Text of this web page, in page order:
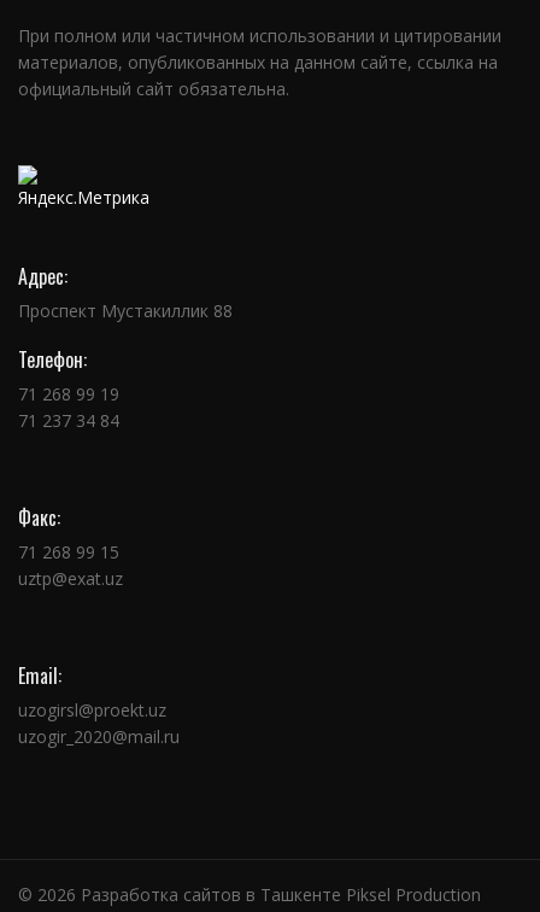
При полном или частичном использовании и цитировании
материалов, опубликованных на данном сайте, ссылка на
официальный сайт обязательна.
Адрес:
Проспект Мустакиллик 88
Телефон:
71 268 99 19
71 237 34 84
Факс:
71 268 99 15
uztp@exat.uz
Email:
uzogirsl@proekt.uz
uzogir_2020@mail.ru
© 2026 Разработка сайтов в Ташкенте Piksel Production